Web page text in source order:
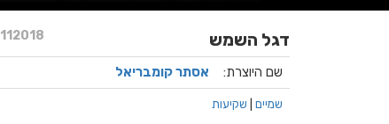
112018 דגל השמש
שם היוצרת: אסתר קומבריאל
שמיים שקיעות